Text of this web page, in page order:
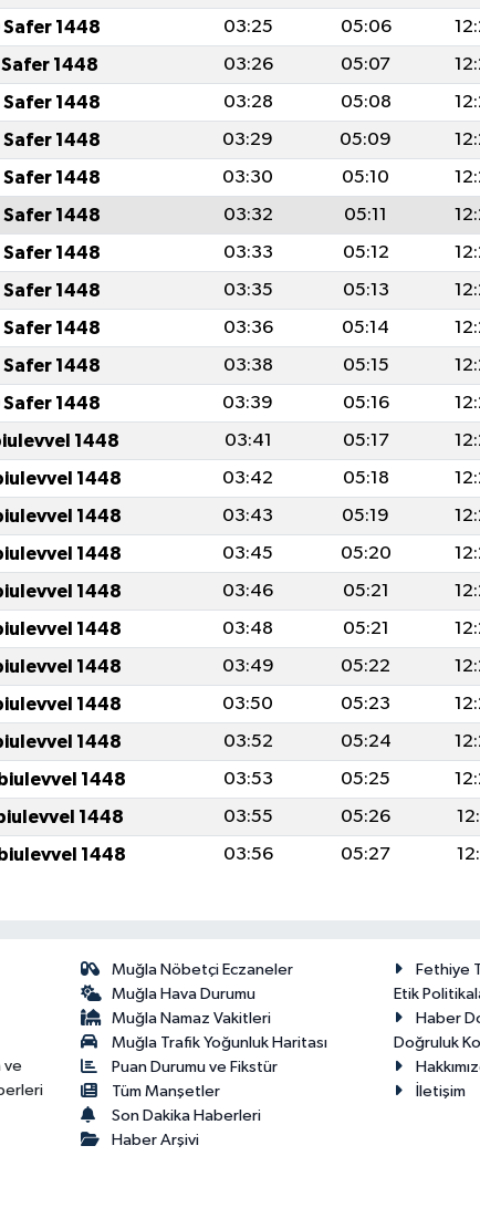
Safer 1448 03:25 05:06
Safer 1448 03:26 05:07
Safer 1448 03:28 05:08
Safer 1448 03:29 05:09
Safer 1448 03:30 05:10
Safer 1448 03:32 05:11
Safer 1448 03:33 05:12
Safer 1448 03:35 05:13
Safer 1448 03:36 05:14
Safer 1448 03:38 05:15
Safer 1448 03:39 05:16
1448 03:41 05:17
1448 03:42 05:18
1448 03:43 05:19
1448 03:45 05:20
1448 03:46 05:21
1448 03:48 05:21
1448 03:49 05:22
1448 03:50 05:23
1448 03:52 05:24
1448 03:53 05:25
1448 03:55 05:26
1448 03:56 05:27
ve
Muğla Nöbetçi Eczaneler
Muğla Hava Durumu
Muğla Namaz Vakitleri
Muğla Trafik Yoğunluk Haritası
Puan Durumu ve Fikstür
Tüm Manşetler
Son Dakika Haberleri
Haber Arşivi
Fethiye
Etik
Haber
Doğruluk
İletişim